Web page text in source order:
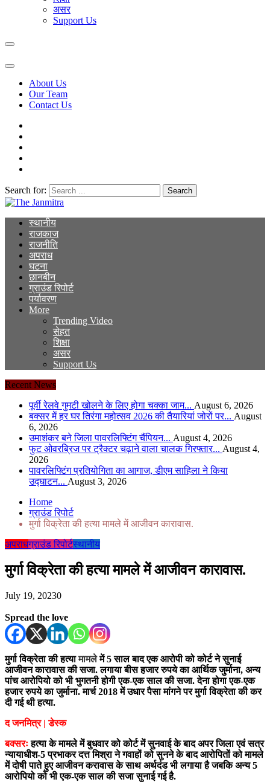
असर
Support Us
About Us
Our Team
Contact Us
Search for:
The Janmitra
The Janmitra
स्थानीय
राजकाज
राजनीति
अपराध
घटना
छानबीन
ग्राउंड रिपोर्ट
पर्यावरण
More
Trending Video
सेहत
शिक्षा
असर
Support Us
Recent News
पूर्वी रेलवे गुमटी खोलने के लिए होगा चक्का जाम... August 6, 2026
बक्सर में हर घर तिरंगा महोत्सव 2026 की तैयारियां जोरों पर... August
6, 2026
उमाशंकर बने जिला पावरलिफ्टिंग चैंपियन... August 4, 2026
फुट ओवरब्रिज पर ट्रैक्टर चढ़ाने वाला चालक गिरफ्तार... August 4,
2026
पावरलिफ्टिंग प्रतियोगिता का आगाज, डीएम साहिला ने किया
उद्घाटन... August 3, 2026
Home
ग्राउंड रिपोर्ट
मुर्गा विक्रेता की हत्या मामले में आजीवन कारावास.
अपराधग्राउंड रिपोर्टस्थानीय
मुर्गा विक्रेता की हत्या मामले में आजीवन कारावास.
July 19, 20230
Spread the love
मुर्गा विक्रेता की हत्यामामलेमें 5 साल बाद एक आरोपी को कोर्ट ने सुनाई
आजीवन कारावास की सजा. लगाया बीस हजार रुपये का आर्थिक जुर्माना, अन्य
पांच आरोपियो को भी भुगतनी होगी एक-एक साल की सजा. देना होगा एक-एक
हजार रुपये का जुर्माना. मार्च 2018 में उधार पैसा मांगने पर मुर्गा विक्रेता की कर
दी गई थी हत्या.
द जनमित्र | डेस्क
बक्सरःहत्या के मामले में बुधवार को कोर्ट में सुनवाई के बाद अपर जिला एवं सत्र
न्यायाधीश-5 प्रभाकर दत्त मिश्रा ने गवाहों को सुनने के बाद आरोपितों को मामले
में दोषी पाते हुए आजीवन करावास के साथ अर्थदंड भी लगाया है जबकि अन्य 5
आरोपियो को भी एक-एक साल की सजा सुनाई गई है.